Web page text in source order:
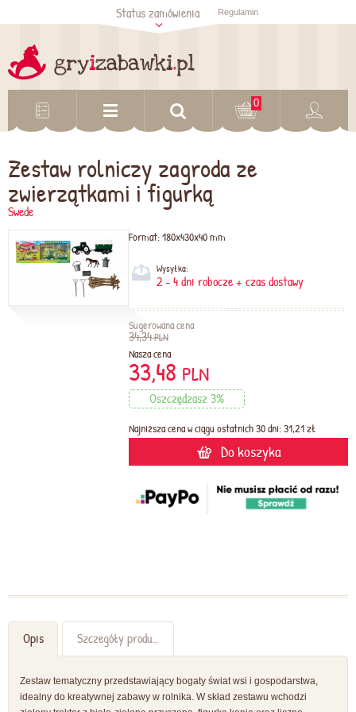
Sprawdź status
zamówienia
Status zamówienia Regulamin
0
Zestaw rolniczy zagroda ze
zwierzątkami i figurką
Swede
Format:180x430x40 mm
Wysyłka:
2 - 4 dni robocze + czas dostawy
Sugerowana cena
34,34PLN
Nasza cena
33,48 PLN
Oszczędzasz 3%
Najniższa cena w ciągu ostatnich 30 dni: 31,21 zł
Do koszyka
Opis Szczegóły produktu
Zestaw tematyczny przedstawiający bogaty świat wsi i gospodarstwa,
idealny do kreatywnej zabawy w rolnika. W skład zestawu wchodzi